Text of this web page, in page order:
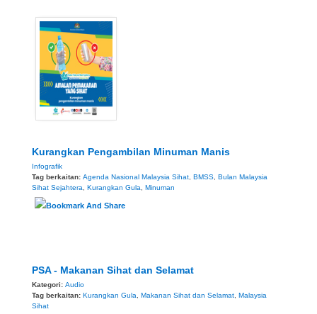
Kurangkan Pengambilan Minuman Manis
Infografik
Tag berkaitan: Agenda Nasional Malaysia Sihat, BMSS, Bulan Malaysia
Sihat Sejahtera, Kurangkan Gula, Minuman
PSA - Makanan Sihat dan Selamat
Kategori: Audio
Tag berkaitan: Kurangkan Gula, Makanan Sihat dan Selamat, Malaysia
Sihat